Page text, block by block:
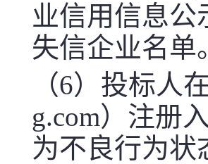
业信用信息公
失信企业名单
（6）投标人
g.com）注册
为不良行为状